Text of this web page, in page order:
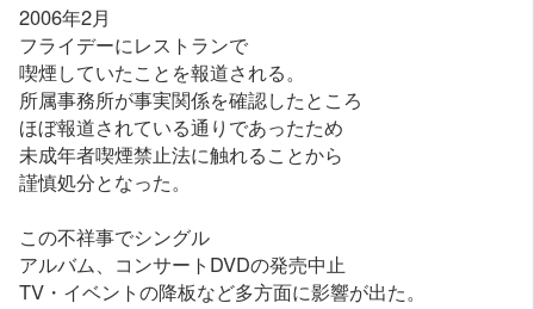
2006年2月
フライデーにレストランで
喫煙していたことを報道される。
所属事務所が事実関係を確認したところ
ほぼ報道されている通りであったため
未成年者喫煙禁止法に触れることから
謹慎処分となった。
この不祥事でシングル
アルバム、コンサートDVDの発売中止
TV・イベントの降板など多方面に影響が出た。